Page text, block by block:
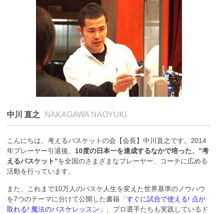
中川 直之 NAKAGAWA NAOYUKI
こんにちは。考えるバスケットの会【会長】中川直之です。2014
年プレーヤー引退後、 10度の日本一を達成するなかで培った、”考
えるバスケット”を全国のさまざまなプレーヤー、コーチに広める
活動を行っています。
また、これまで10万人のバスケ人生を変えた世界基準のノウハウ
を7つのテーマに分けて公開した書籍「すぐに試合で使える! 点が
取れる! 魔法のバスケレッスン 」、プロ選手たちも実践しているド